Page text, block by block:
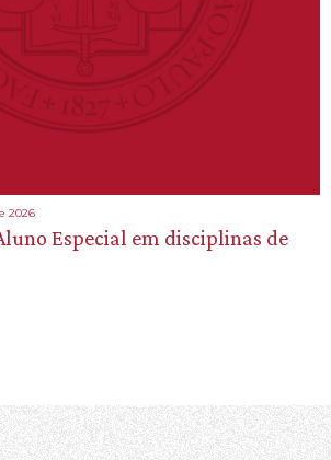
2026
Especial em disciplinas de